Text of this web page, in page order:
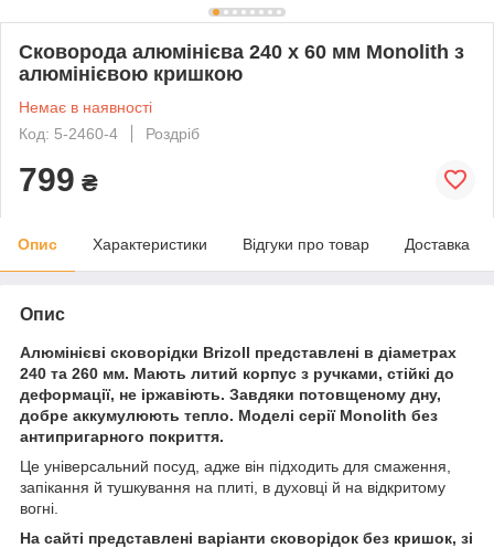
Сковорода алюмінієва 240 х 60 мм Monolith з
алюмінієвою кришкою
Немає в наявності
Код: 5-2460-4
Роздріб
799 ₴
Опис Характеристики Відгуки про товар Доставка
Опис
Алюмінієві сковорідки Brizoll представлені в діаметрах
240 та 260 мм. Мають литий корпус з ручками, стійкі до
деформації, не іржавіють. Завдяки потовщеному дну,
добре аккумулюють тепло. Моделі серії Monolith без
антипригарного покриття.
Це універсальний посуд, адже він підходить для смаження,
запікання й тушкування на плиті, в духовці й на відкритому
вогні.
На сайті представлені варіанти сковорідок без кришок, зі